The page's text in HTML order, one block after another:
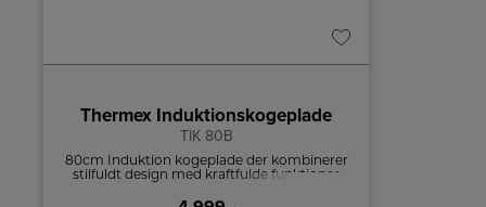
Thermex Induktionskogeplade
TIK 80B
80cm Induktion kogeplade der kombinerer
stilfuldt design med kraftfulde funktioner
perfekt til det moderne køkken.